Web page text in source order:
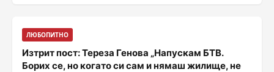
ЛЮБОПИТНО
Изтрит пост: Тереза Генова „Напускам БТВ.
Борих се, но когато си сам и нямаш жилище, не